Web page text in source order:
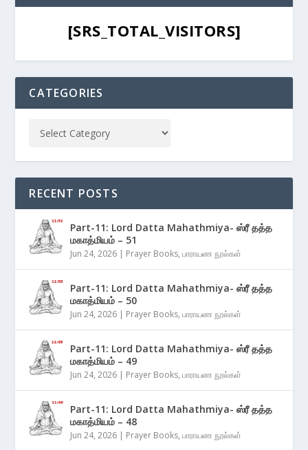
[SRS_TOTAL_VISITORS]
CATEGORIES
RECENT POSTS
Part-11: Lord Datta Mahathmiya- ஸ்ரீ தத்த
மகாத்மியம் – 51
Jun 24, 2026 Prayer Books,பாராயண நூல்கள்
Part-11: Lord Datta Mahathmiya- ஸ்ரீ தத்த
மகாத்மியம் – 50
Jun 24, 2026 Prayer Books,பாராயண நூல்கள்
Part-11: Lord Datta Mahathmiya- ஸ்ரீ தத்த
மகாத்மியம் – 49
Jun 24, 2026 Prayer Books,பாராயண நூல்கள்
Part-11: Lord Datta Mahathmiya- ஸ்ரீ தத்த
மகாத்மியம் – 48
Jun 24, 2026 Prayer Books,பாராயண நூல்கள்